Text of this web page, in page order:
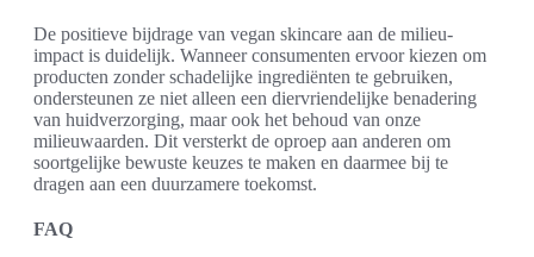
De positieve bijdrage van vegan skincare aan de milieu-
impact is duidelijk. Wanneer consumenten ervoor kiezen om
producten zonder schadelijke ingrediënten te gebruiken,
ondersteunen ze niet alleen een diervriendelijke benadering
van huidverzorging, maar ook het behoud van onze
milieuwaarden. Dit versterkt de oproep aan anderen om
soortgelijke bewuste keuzes te maken en daarmee bij te
dragen aan een duurzamere toekomst.
FAQ